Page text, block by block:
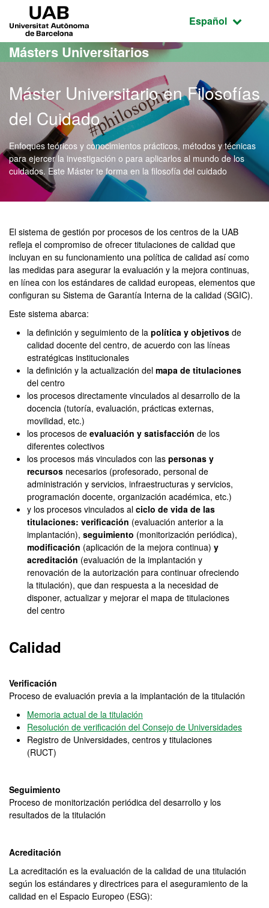
Acceso al contenido principal
Acceso a la navegación de la página
Idioma
Español
Másters Universitarios
Máster Universitario en Filosofías
del Cuidado
Enfoques teóricos y conocimientos prácticos, métodos y técnicas
para ejercer la investigación o para aplicarlos al mundo de los
cuidados. Este Máster te forma en la filosofía del cuidado
Máster Oficial -
El sistema de gestión por procesos de los centros de la UAB
refleja el compromiso de ofrecer titulaciones de calidad que
incluyan en su funcionamiento una política de calidad así como
las medidas para asegurar la evaluación y la mejora continuas,
en línea con los estándares de calidad europeas, elementos que
configuran su Sistema de Garantía Interna de la calidad (SGIC).
Este sistema abarca:
la definición y seguimiento de la política y objetivos de
calidad docente del centro, de acuerdo con las líneas
estratégicas institucionales
la definición y la actualización del mapa de titulaciones
del centro
los procesos directamente vinculados al desarrollo de la
docencia (tutoría, evaluación, prácticas externas,
movilidad, etc.)
los procesos de evaluación y satisfacción de los
diferentes colectivos
los procesos más vinculados con las personas y
recursos necesarios (profesorado, personal de
administración y servicios, infraestructuras y servicios,
programación docente, organización académica, etc.)
y los procesos vinculados al ciclo de vida de las
titulaciones: verificación (evaluación anterior a la
implantación), seguimiento (monitorización periódica),
modificación (aplicación de la mejora continua) y
acreditación (evaluación de la implantación y
renovación de la autorización para continuar ofreciendo
la titulación), que dan respuesta a la necesidad de
disponer, actualizar y mejorar el mapa de titulaciones
del centro
Calidad
Verificación
Proceso de evaluación previa a la implantación de la titulación
Memoria actual de la titulación
Resolución de verificación del Consejo de Universidades
Registro de Universidades, centros y titulaciones
(RUCT)
Seguimiento
Proceso de monitorización periódica del desarrollo y los
resultados de la titulación
Acreditación
La acreditación es la evaluación de la calidad de una titulación
según los estándares y directrices para el aseguramiento de la
calidad en el Espacio Europeo (ESG):